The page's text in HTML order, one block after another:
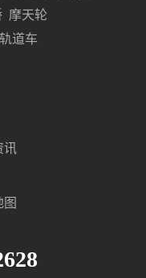
摩天轮
轨道车
讯
图